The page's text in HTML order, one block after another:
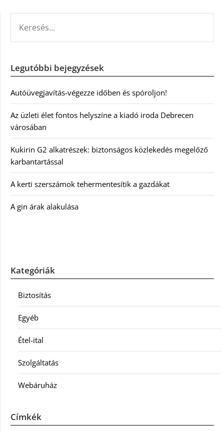
Legutóbbi bejegyzések
Autóüvegjavítás-végezze időben és spóroljon!
Az üzleti élet fontos helyszíne a kiadó iroda Debrecen
városában
Kukirin G2 alkatrészek: biztonságos közlekedés megelőző
karbantartással
A kerti szerszámok tehermentesítik a gazdákat
A gin árak alakulása
Kategóriák
Biztosítás
Egyéb
Étel-ital
Szolgáltatás
Webáruház
Címkék